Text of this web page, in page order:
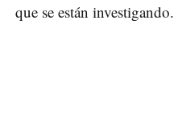
que se están investigando.